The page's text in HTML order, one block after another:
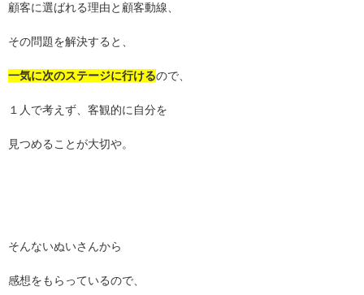
顧客に選ばれる理由と顧客動線、
その問題を解決すると、
一気に次のステージに行けるので、
１人で考えず、客観的に自分を
見つめることが大切や。
そんないぬいさんから
感想をもらっているので、